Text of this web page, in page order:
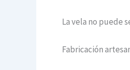
La vela no puede
Fabricación